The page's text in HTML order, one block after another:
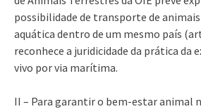
possibilidade de transporte de
aquática dentro de um mesmo país
reconhece a juridicidade da prática da
vivo por via marítima.
II – Para garantir o bem-estar animal